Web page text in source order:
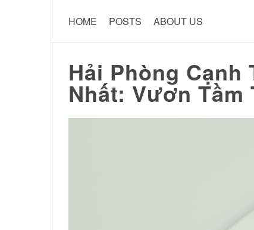
HOME POSTS ABOUT US
Hải Phòng Cạnh
Nhất: Vươn Tầm